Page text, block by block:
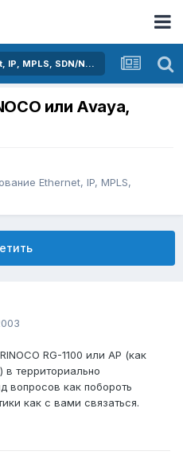
Активное оборудование Ethernet, IP, MPLS, SDN/NFV...
или Avaya,
Ethernet, IP, MPLS,
RG-1100 или AP (как
в территориально
вопросов как побороть
как с вами связаться.